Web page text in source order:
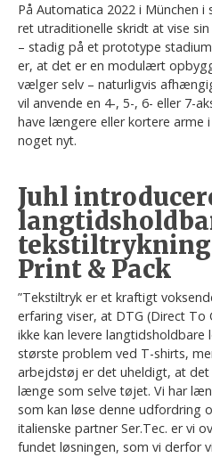
På Automatica 2022 i München
ret utraditionelle skridt at vise
– stadig på et prototype
er, at det er en modulært
vælger selv – naturligvis
vil anvende en 4-, 5-, 6- eller 7-
have længere eller kortere arme
noget nyt.
Juhl
tekstiltrykning
Print & Pack
”Tekstiltryk er et kraftigt
erfaring viser, at DTG (Direct
ikke kan levere langtidsholdbare
største problem ved T-shirts,
arbejdstøj er det uheldigt, at
længe som selve tøjet. Vi har
som kan løse denne udfordring
italienske partner Ser.Tec. er vi
fundet løsningen, som vi derfor